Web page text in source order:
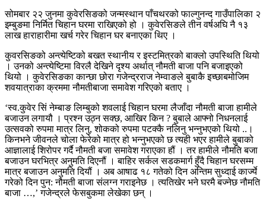
सोमबार २२ जुनमा कुवेरसिङको जन्मस्थान पाँचथरको फाल्गुनन्द गाउँपालिका २
इम्बुङमा निर्मित चिहान घरमा राखिएको हो । कुवेरसिङले तीन वर्षअघि नै १३
लाख हाराहारीमा खर्च गरेर चिहान घर बनाएका थिए ।
कुवरसिङको अन्त्येष्टिको बखत स्थानीय र इस्टमित्रको बाक्लो उपस्थिति थियो
। उनको अन्त्येष्टिमा विरलै देखिने दृश्य अर्थात् नौमती बाजा पनि बजाइएको
थियो । कुवेरसिङका कान्छा छोरा गजेन्द्रराज नेम्वाङले बुबाकै इच्छाबमोजिम
शवयात्राका क्रममा नौमतीबाजा समावेश गरिएको बताए ।
‘स्व.कुवेर सिं नेम्बाङ लिम्बुको शवलाई चिहान घरमा लैजाँदा नौमती बाजा हामीले
बजाउन लगायौ । प्रश्न उठ्न सक्छ, आखिर किन ? बुबाले आफ्नो निधनलाई
उत्सवको रुपमा मात्र लिनु, शोकको रुपमा पटक्कै नलिनु भन्नुभएको थियो ..।
किनभने जीवनले चोला फेरेको मात्र हो भन्नुभएको छ त्यही भएर हामीले बुबाको
आज्ञालाई शिरोपर गर्दै नौमती बजा समावेश गराएका हौं । तर हामीले नौमति बजा
बजाउन घरभित्र अनुमति दिएनौं । बाहिर सर्कल सडकमार्ग हुँदै चिहान घरसम्म
मात्र बजाउन अनुमति दियौं । अब आषाढ १८ गतेको दिन अन्तिम सुध्दाई कार्ज्ये
गरेको दिन पुन: नौमती बाजा संलग्न गराइनेछ । त्यतिखेर भने घरमै बज्नेछ नौमति
बाजा …,’ गजेन्द्रले फेसबुकमा लेखेका छन् ।